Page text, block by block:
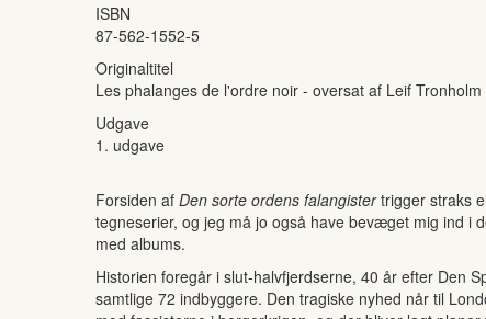
ISBN
87-562-1552-5
Originaltitel
Les phalanges de l'ordre noir - oversat af Leif Tronholm
Udgave
1. udgave
Forsiden af Den sorte ordens falangistertrigger straks
tegneserier, og jeg må jo også have bevæget mig ind i
med albums.
Historien foregår i slut-halvfjerdserne, 40 år efter Den
samtlige 72 indbyggere. Den tragiske nyhed når til